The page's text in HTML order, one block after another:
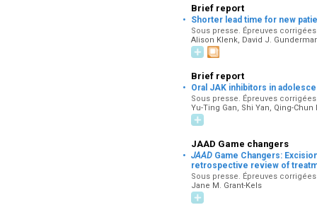
Brief report
· Shorter lead time for new
Sous presse. Épreuves
Alison Klenk, David J.
Brief report
· Oral JAK inhibitors in
Sous presse. Épreuves
Yu-Ting Gan, Shi Yan, Qing-
JAAD Game changers
· JAAD Game Changers:
retrospective review of
Sous presse. Épreuves
Jane M. Grant-Kels